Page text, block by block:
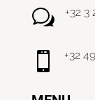
w +32 3
 +32